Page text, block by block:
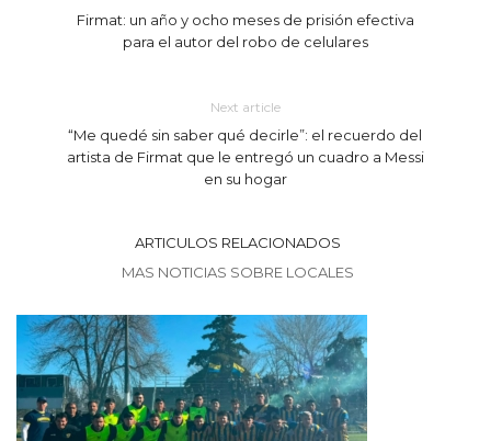
Firmat: un año y ocho meses de prisión efectiva
para el autor del robo de celulares
Next article
“Me quedé sin saber qué decirle”: el recuerdo del
artista de Firmat que le entregó un cuadro a Messi
en su hogar
ARTICULOS RELACIONADOS
MAS NOTICIAS SOBRE LOCALES